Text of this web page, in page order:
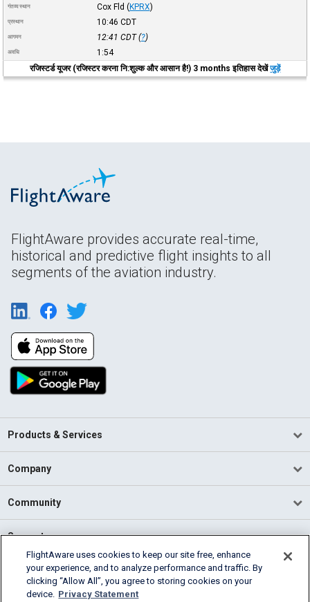
गंतव्य स्थान Cox Fld (KPRX)
प्रस्थान 10:46 CDT
आगमन 12:41 CDT(?)
अवधि
1:54
रजिस्टर्ड यूजर (रजिस्टर करना नि:शुल्क और आसान है!) 3 months इतिहास देखेंजुड़ें
FlightAware provides accurate real-time,
historical and predictive flight insights to all
segments of the aviation industry.
Products & Services
Company
Community
Support
English (USA)
2026 FlightAware
FlightAware uses cookies to keep our site free, enhance
your experience, and to analyze performance and traffic. By
clicking “Allow All”, you agree to storing cookies on your
device. Privacy Statement